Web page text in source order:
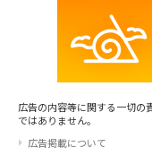
広告の内容等に関する一切の
ではありません。
広告掲載について